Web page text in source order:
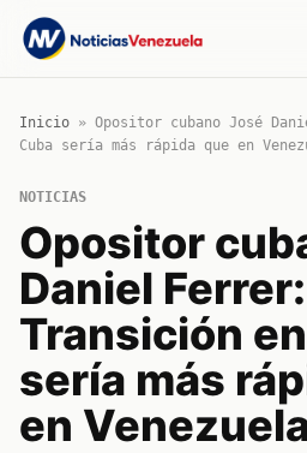
Inicio » Opositor cubano José
Cuba sería más rápida que en
NOTICIAS
Opositor
Daniel Ferrer:
Transición
sería más
en